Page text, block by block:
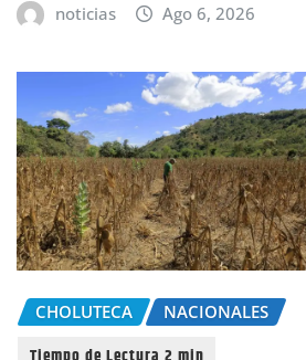
noticias Ago 6, 2026
CHOLUTECA
NACIONALES